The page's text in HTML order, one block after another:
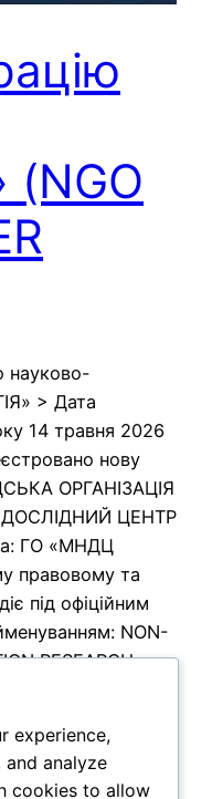
(NGO
науково-
> Дата
14 травня 2026
нову
ОРГАНІЗАЦІЯ
ЦЕНТР
ГО «МНДЦ
правовому та
під офіційним
NON-
RESEARCH
(NGO
experience,
analyze
cookies to allow